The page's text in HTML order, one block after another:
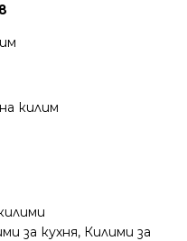
килим
за кухня, Килими за